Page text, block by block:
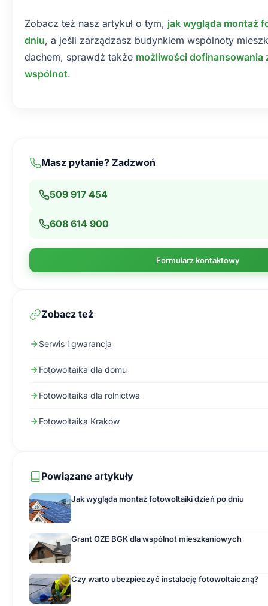
Zobacz też nasz artykuł o tym, jak wygląda montaż
dniu, a jeśli zarządzasz budynkiem wspólnoty
dachem, sprawdź także możliwości dofinansowania
wspólnot.
Masz pytanie? Zadzwoń
509 917 454
608 614 900
Formularz kontaktowy
Zobacz też
Serwis i gwarancja
Fotowoltaika dla domu
Fotowoltaika dla rolnictwa
Fotowoltaika Kraków
Powiązane artykuły
Jak wygląda montaż fotowoltaiki dzień po dniu
Grant OZE BGK dla wspólnot mieszkaniowych
Czy warto ubezpieczyć instalację fotowoltaiczną?